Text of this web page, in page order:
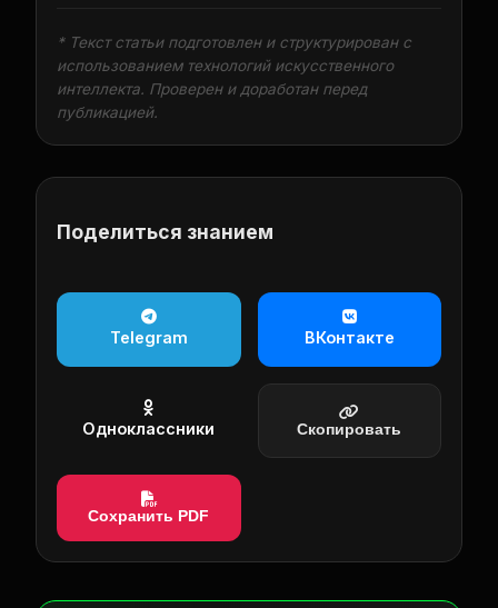
* Текст статьи подготовлен и структурирован с
использованием технологий искусственного
интеллекта. Проверен и доработан перед
публикацией.
Поделиться знанием
Telegram ВКонтакте
Одноклассники Скопировать
Сохранить PDF